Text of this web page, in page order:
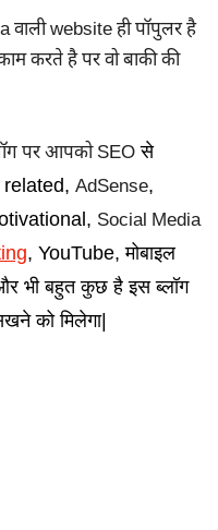
वाली website ही पॉपुलर है
करते है पर वो बाकी की
पर आपको SEO से
AdSense,
Social Media
, YouTube, मोबाइल
भी बहुत कुछ है इस ब्लॉग
को मिलेगा|